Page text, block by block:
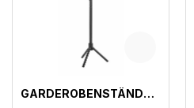
GARDEROBENSTÄNDER